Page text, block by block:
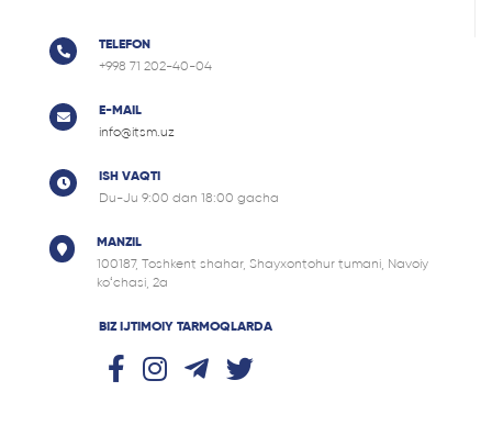
TELEFON
+998 71 202-40-04
E-MAIL
info@itsm.uz
ISH VAQTI
Du-Ju 9:00 dan 18:00 gacha
MANZIL
100187, Tоshkent shahar, Shayxontohur tumani, Navoiy
ko‘chasi, 2a
BIZ IJTIMOIY TARMOQLARDA